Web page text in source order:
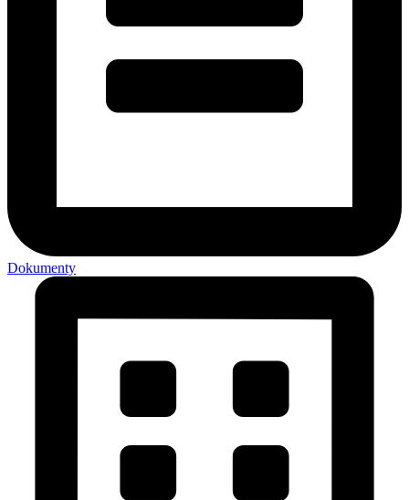
Dokumenty